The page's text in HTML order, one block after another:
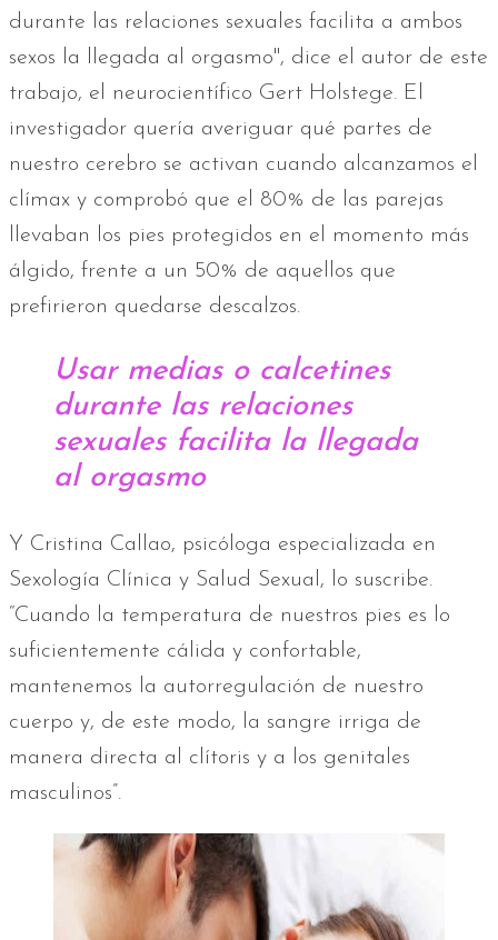
durante las relaciones sexuales facilita a ambos
sexos la llegada al orgasmo", dice el autor de este
trabajo, el neurocientífico Gert Holstege. El
investigador quería averiguar qué partes de
nuestro cerebro se activan cuando alcanzamos el
clímax y comprobó que el 80% de las parejas
llevaban los pies protegidos en el momento más
álgido, frente a un 50% de aquellos que
prefirieron quedarse descalzos.
Usar medias o calcetines
durante las relaciones
sexuales facilita la llegada
al orgasmo
Y Cristina Callao, psicóloga especializada en
Sexología Clínica y Salud Sexual, lo suscribe.
“Cuando la temperatura de nuestros pies es lo
suficientemente cálida y confortable,
mantenemos la autorregulación de nuestro
cuerpo y, de este modo, la sangre irriga de
manera directa al clítoris y a los genitales
masculinos”.